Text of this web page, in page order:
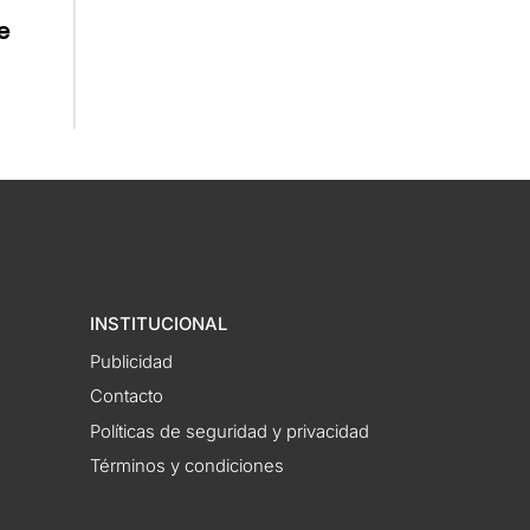
INSTITUCIONAL
Publicidad
Contacto
Políticas de seguridad y privacidad
Términos y condiciones